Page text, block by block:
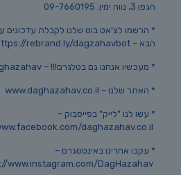
הגפן 3, נווה ימין. 09-7660195
* הרשמו לצ'אט בוט שלנו לקבלת עדכונים
הבא – https://rebrand.ly/dagzahavbot
* מעכשיו אנחנו גם בטלגרם!!! – https://t.me/daghazahav
* האתר שלנו – www.daghazahav.co.il
* עשו לנו "לייק" בפייסבוק –
* עקבו אחרינו באינסטגרם –